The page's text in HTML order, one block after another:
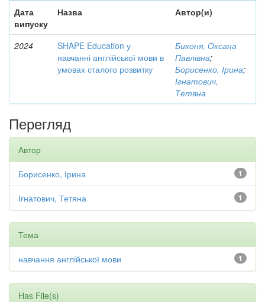
Дата
випуску
Назва Автор(и)
2024
SHAPE Education у
навчанні англійської мови в
умовах сталого розвитку
Биконя, Оксана
Павлівна;
Борисенко, Ірина;
Ігнатович,
Тетяна
Перегляд
Автор
1
Борисенко, Ірина
1
Ігнатович, Тетяна
Тема
1
навчання англійської мови
Has File(s)